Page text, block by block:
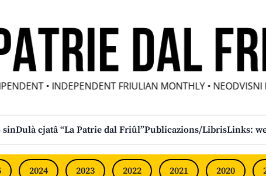
• INDEPENDENT FRIULIAN MONTHLY • NEODVISNI
sinDulà cjatâ “La Patrie dal Friûl”Publicazions/LibrisLinks:
2024 2023 2022 2021 2020